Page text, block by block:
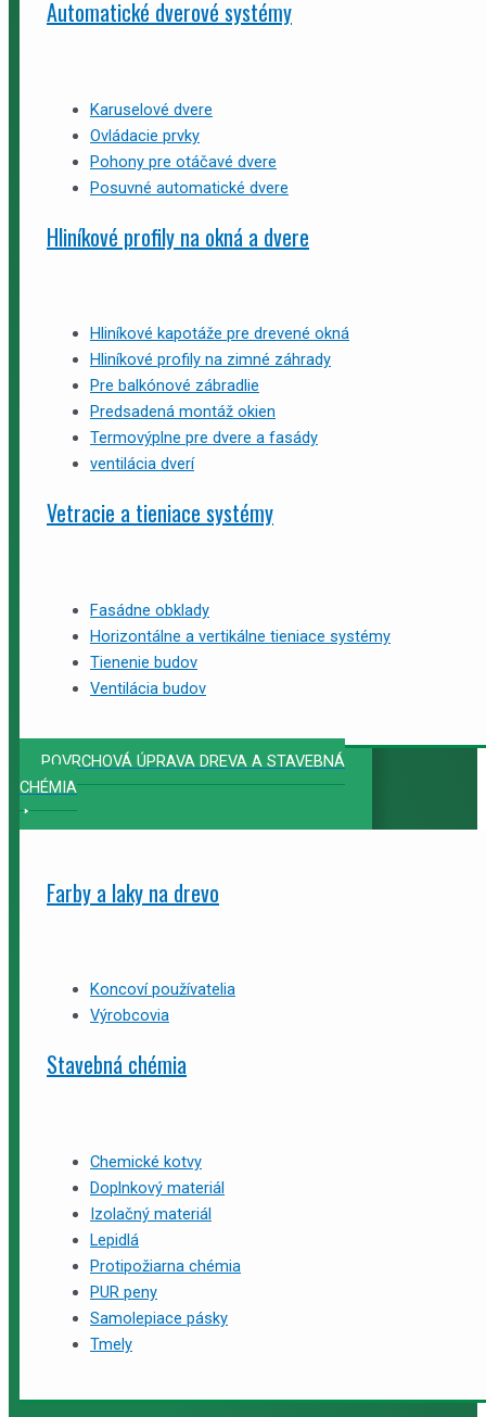
Automatické dverové systémy
Karuselové dvere
Ovládacie prvky
Pohony pre otáčavé dvere
Posuvné automatické dvere
Hliníkové profily na okná a dvere
Hliníkové kapotáže pre drevené okná
Hliníkové profily na zimné záhrady
Pre balkónové zábradlie
Predsadená montáž okien
Termovýplne pre dvere a fasády
ventilácia dverí
Vetracie a tieniace systémy
Fasádne obklady
Horizontálne a vertikálne tieniace systémy
Tienenie budov
Ventilácia budov
POVRCHOVÁ ÚPRAVA DREVA A STAVEBNÁ
CHÉMIA
Farby a laky na drevo
Koncoví používatelia
Výrobcovia
Stavebná chémia
Chemické kotvy
Doplnkový materiál
Izolačný materiál
Lepidlá
Protipožiarna chémia
PUR peny
Samolepiace pásky
Tmely